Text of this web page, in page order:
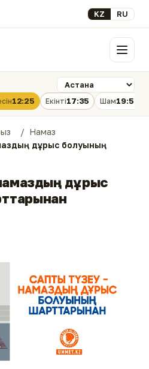
Select your
KZ RU
Мәзір
12:25 Екінті17:35 Шам19:54
Намаз
дұрыс болуының
дұрыс